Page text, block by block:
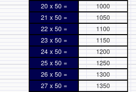
20 x 50 =
1000
21 x 50 =
1050
22 x 50 =
1100
23 x 50 =
1150
24 x 50 =
1200
25 x 50 =
1250
26 x 50 =
1300
27 x 50 =
1350